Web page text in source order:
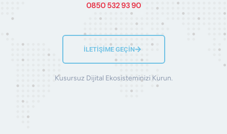
0850 532 93 90
İLETİŞİME GEÇİN
Kusursuz Dijital Ekosisteminizi Kurun.